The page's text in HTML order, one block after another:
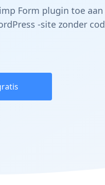
Form plugin toe
-site zonder